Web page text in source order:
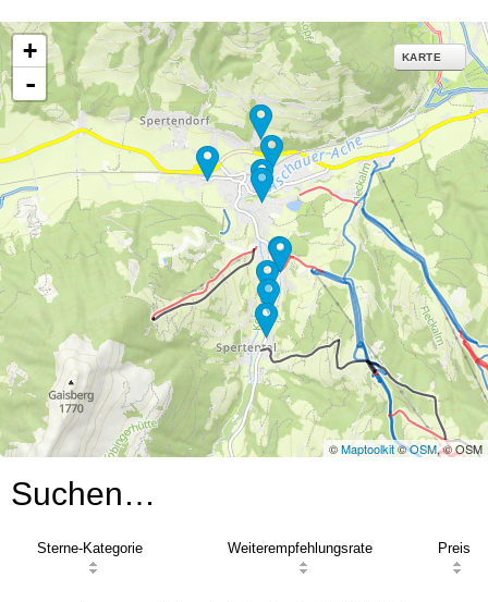
+
-
KARTE
©Maptoolkit©OSM, © OSM
Suchen…
Sterne-Kategorie Weiterempfehlungsrate Preis